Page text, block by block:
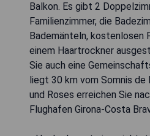
Balkon. Es gibt 2
Familienzimmer, die
Bademänteln, kostenlosen
einem Haartrockner
Sie auch eine
liegt 30 km vom Somnis de
und Roses erreichen Sie
Flughafen Girona-Costa